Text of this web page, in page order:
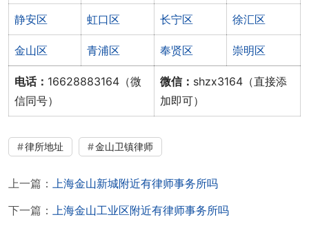
静安区 虹口区 长宁区 徐汇区
金山区 青浦区 奉贤区 崇明区
电话： 16628883164（微
信同号）
微信： shzx3164（直接添
加即可）
律所地址 金山卫镇律师
上一篇：
上海金山新城附近有律师事务所吗
下一篇：
上海金山工业区附近有律师事务所吗